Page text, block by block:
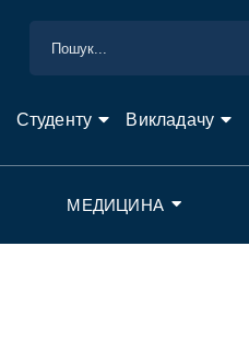
Студенту Викладачу
МЕДИЦИНА